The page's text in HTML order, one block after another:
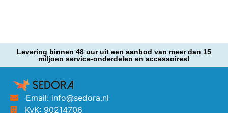
Levering binnen 48 uur uit een aanbod van meer dan 15
miljoen service-onderdelen en accessoires!
Email: info@sedora.nl
KvK: 90214706